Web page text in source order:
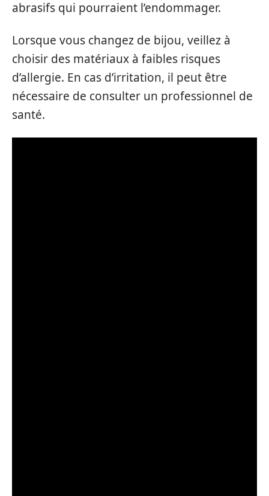
abrasifs qui pourraient l’endommager.
Lorsque vous changez de bijou, veillez à
choisir des matériaux à faibles risques
d’allergie. En cas d’irritation, il peut être
nécessaire de consulter un professionnel de
santé.